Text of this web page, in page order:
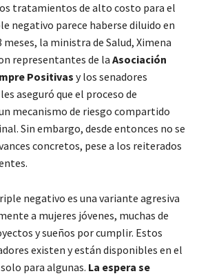
tratamientos de alto costo para el
negativo parece haberse diluido en
meses, la ministra de Salud, Ximena
representantes de la Asociación
Positivasy los senadores
aseguró que el proceso de
mecanismo de riesgo compartido
Sin embargo, desde entonces no se
concretos, pese a los reiterados
negativo es una variante agresiva
a mujeres jóvenes, muchas de
y sueños por cumplir. Estos
existen y están disponibles en el
para algunas. La espera se